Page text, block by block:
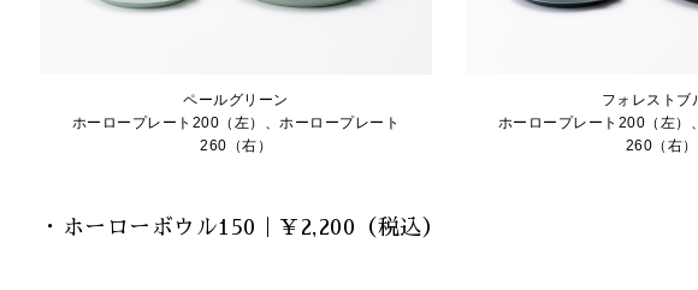
ペールグリーン
ホーロープレート200（左）、ホーロープレート
260（右）
フォレストブ
ホーロープレート200（左）
260（右）
・ホーローボウル150｜￥2,200（税込）